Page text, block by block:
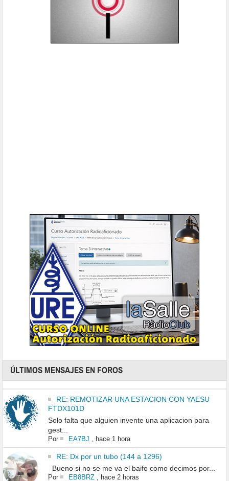
ÚLTIMOS MENSAJES EN FOROS
RE: REMOTIZAR UNA ESTACION CON YAESU
FTDX101D
Solo falta que alguien invente una aplicacion para
gest...
Por EA7BJ hace 1 hora
RE: Dx por un tubo (144 a 1296)
Bueno si no se me va el baifo como decimos por...
Por EB8BRZ, hace 2 horas